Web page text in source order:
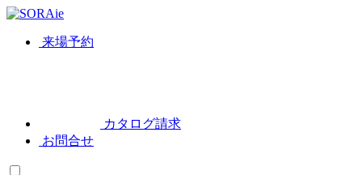
来場予約
カタログ請求
お問合せ